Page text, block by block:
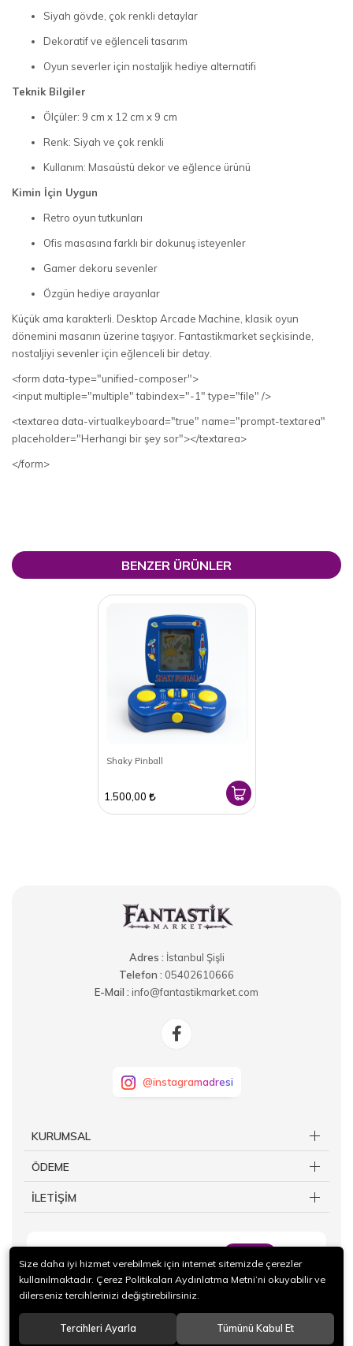
Siyah gövde, çok renkli detaylar
Dekoratif ve eğlenceli tasarım
Oyun severler için nostaljik hediye alternatifi
Teknik Bilgiler
Ölçüler: 9 cm x 12 cm x 9 cm
Renk: Siyah ve çok renkli
Kullanım: Masaüstü dekor ve eğlence ürünü
Kimin İçin Uygun
Retro oyun tutkunları
Ofis masasına farklı bir dokunuş isteyenler
Gamer dekoru sevenler
Özgün hediye arayanlar
Küçük ama karakterli. Desktop Arcade Machine, klasik oyun
dönemini masanın üzerine taşıyor. Fantastikmarket seçkisinde,
nostaljiyi sevenler için eğlenceli bir detay.
<form data-type="unified-composer">
<input multiple="multiple" tabindex="-1" type="file" />
<textarea data-virtualkeyboard="true" name="prompt-textarea"
placeholder="Herhangi bir şey sor"></textarea>
</form>
BENZER ÜRÜNLER
Shaky Pinball
1.500,00
Adres : İstanbul Şişli
Telefon : 05402610666
E-Mail : info@fantastikmarket.com
@instagramadresi
KURUMSAL
ÖDEME
İLETİŞİM
Size daha iyi hizmet verebilmek için internet sitemizde çerezler
kullanılmaktadır. Çerez Politikaları Aydınlatma Metni’ni okuyabilir ve
dilerseniz tercihlerinizi değiştirebilirsiniz.
Tercihleri Ayarla Tümünü Kabul Et